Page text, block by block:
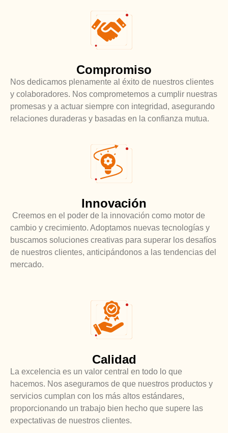
Compromiso
Nos dedicamos plenamente al éxito de nuestros clientes
y colaboradores. Nos comprometemos a cumplir nuestras
promesas y a actuar siempre con integridad, asegurando
relaciones duraderas y basadas en la confianza mutua.
Innovación
Creemos en el poder de la innovación como motor de
cambio y crecimiento. Adoptamos nuevas tecnologías y
buscamos soluciones creativas para superar los desafíos
de nuestros clientes, anticipándonos a las tendencias del
mercado.
Calidad
La excelencia es un valor central en todo lo que
hacemos. Nos aseguramos de que nuestros productos y
servicios cumplan con los más altos estándares,
proporcionando un trabajo bien hecho que supere las
expectativas de nuestros clientes.